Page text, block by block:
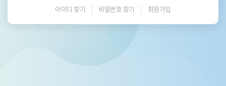
아이디 찾기 비밀번호 찾기 회원가입